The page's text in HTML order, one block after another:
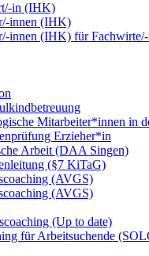
in (IHK)
innen (IHK)
innen (IHK) für
Mitarbeiter*innen in
Erzieher*in
Arbeit (DAA Singen)
(§7 KiTaG)
(AVGS)
(AVGS)
(Up to date)
für Arbeitsuchende